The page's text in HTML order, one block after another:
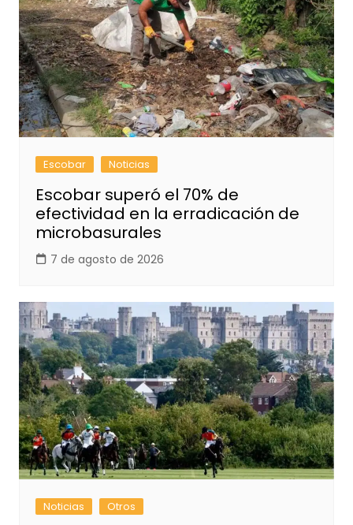
Escobar Noticias
Escobar superó el 70% de
efectividad en la erradicación de
microbasurales
7 de agosto de 2026
Noticias Otros